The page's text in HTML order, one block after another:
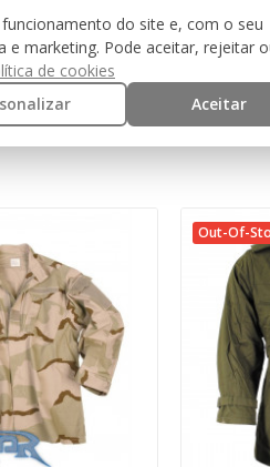
Out-Of-
do site e, com o seu
marketing. Pode aceitar, rejeitar
de cookies
Aceitar